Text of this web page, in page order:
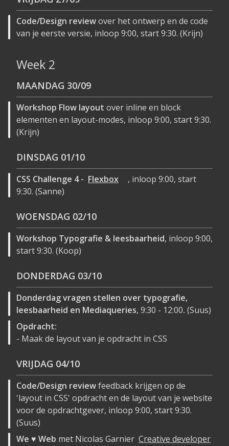
Code/Design reviewover het ontwerp en de code
van je eerste versie, inloop 9:00, start 9:30. (Krijn)
Week 2
MAANDAG 30/09
Workshop Flow layout over inline en block
elementen en layout-modes, inloop 9:00, start 9:30.
(Krijn)
DINSDAG 01/10
CSS Challenge 4 - Flexbox
, inloop 9:00, start
9:30. (Sanne)
WOENSDAG 02/10
Workshop Typografie & leesbaarheid, inloop 9:00,
start 9:30. (Koop)
DONDERDAG 03/10
Donderdag vragen stellen over typografie,
leesbaarheid en Mediaqueries, 9:30 - 12:00. (Suus)
Opdracht:
- Maak de layout van je opdracht in CSS
VRIJDAG 04/10
Code/Design reviewfeedback krijgen op de
'layout in CSS' opdracht en de layout van je website
voor de opdrachtgever, inloop 9:00, start 9:30.
(Suus)
We ♥ Web met Nicolas Garnier Creative developer